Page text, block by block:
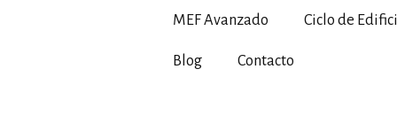
MEF Avanzado Ciclo de
Blog Contacto